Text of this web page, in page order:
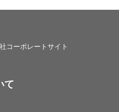
コーポレートサイト
て